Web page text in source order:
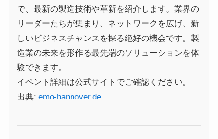
で、最新の製造技術や革新を紹介します。業界の
リーダーたちが集まり、ネットワークを広げ、新
しいビジネスチャンスを探る絶好の機会です。製
造業の未来を形作る最先端のソリューションを体
験できます。
イベント詳細は公式サイトでご確認ください。
出典: emo-hannover.de